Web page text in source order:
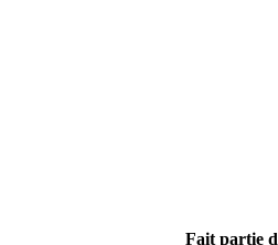
Fait partie